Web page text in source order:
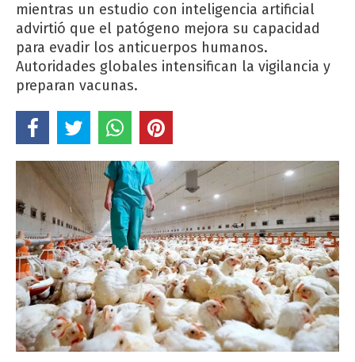
mientras un estudio con inteligencia artificial
advirtió que el patógeno mejora su capacidad
para evadir los anticuerpos humanos.
Autoridades globales intensifican la vigilancia y
preparan vacunas.